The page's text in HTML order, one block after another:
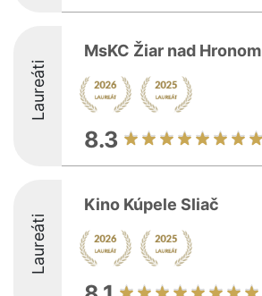
Laureáti
MsKC Žiar nad Hronom
8.3
Laureáti
Kino Kúpele Sliač